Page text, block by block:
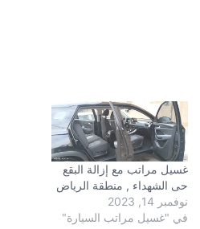
غسيل مراتب مع إزالة البقع
حى الشهداء , منطقة الرياض
نوفمبر 14, 2023
في "غسيل مراتب السيارة"